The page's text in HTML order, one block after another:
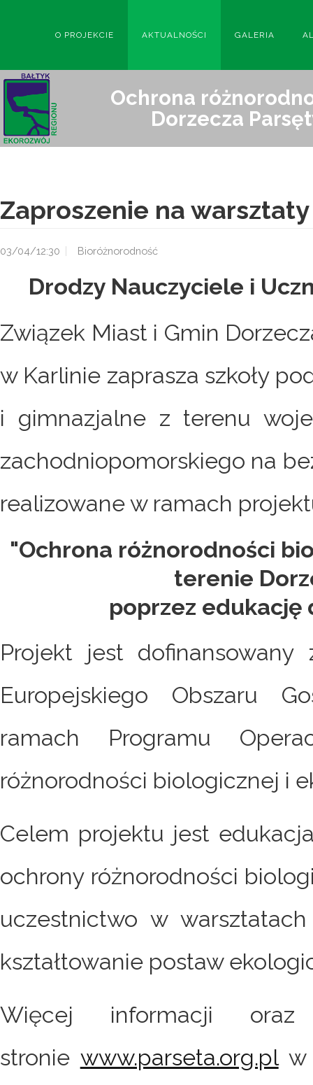
O PROJEKCIE AKTUALNOŚCI GALERIA
Ochrona
Dorzecza
Zaproszenie na warsztaty
03/04/12:30 Bioróżnorodność
Drodzy Nauczyciele i
Związek Miast i Gmin
w Karlinie zaprasza szkoły
i gimnazjalne z terenu
zachodniopomorskiego na
realizowane w ramach
"Ochrona różnorodności
terenie
poprzez edukację
Projekt jest dofinansowany
Europejskiego Obszaru
ramach Programu
różnorodności biologicznej i
Celem projektu jest
ochrony różnorodności
uczestnictwo w
kształtowanie postaw
Więcej informacji
stronie www.parseta.org.plw